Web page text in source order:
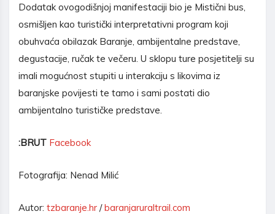
Dodatak ovogodišnjoj manifestaciji bio je Mistični bus,
osmišljen kao turistički interpretativni program koji
obuhvaća obilazak Baranje, ambijentalne predstave,
degustacije, ručak te večeru. U sklopu ture posjetitelji su
imali mogućnost stupiti u interakciju s likovima iz
baranjske povijesti te tamo i sami postati dio
ambijentalno turističke predstave.
:BRUT Facebook
Fotografija: Nenad Milić
Autor: tzbaranje.hr /baranjaruraltrail.com